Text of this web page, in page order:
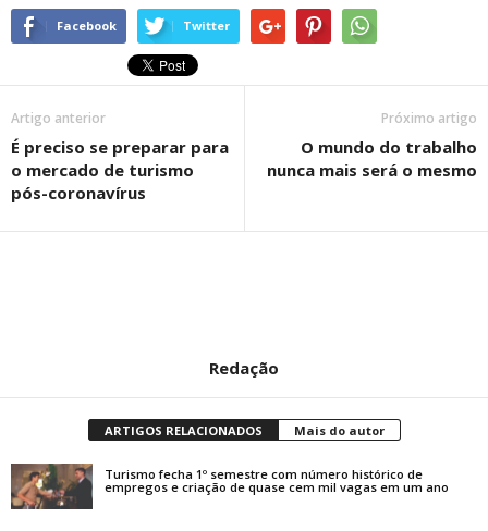
Facebook Twitter
Artigo anterior
É preciso se preparar para
o mercado de turismo
pós-coronavírus
Próximo artigo
O mundo do trabalho
nunca mais será o mesmo
Redação
ARTIGOS RELACIONADOS Mais do autor
Turismo fecha 1º semestre com número histórico de
empregos e criação de quase cem mil vagas em um ano